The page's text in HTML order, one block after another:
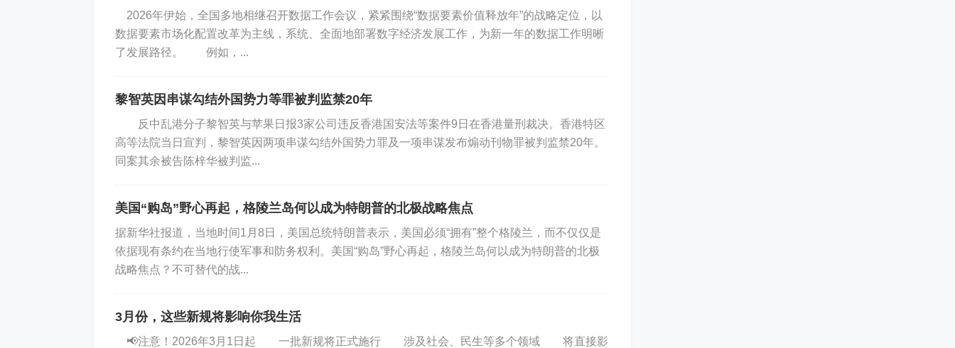
2026年伊始，全国多地相继召开数据工作会议，紧紧围绕“数据要素价值释放年”的战略定位，以
数据要素市场化配置改革为主线，系统、全面地部署数字经济发展工作，为新一年的数据工作明晰
了发展路径。 例如，...
黎智英因串谋勾结外国势力等罪被判监禁20年
反中乱港分子黎智英与苹果日报3家公司违反香港国安法等案件9日在香港量刑裁决。香港特区
高等法院当日宣判，黎智英因两项串谋勾结外国势力罪及一项串谋发布煽动刊物罪被判监禁20年。
同案其余被告陈梓华被判监...
美国“购岛”野心再起，格陵兰岛何以成为特朗普的北极战略焦点
据新华社报道，当地时间1月8日，美国总统特朗普表示，美国必须“拥有”整个格陵兰，而不仅仅是
依据现有条约在当地行使军事和防务权利。美国“购岛”野心再起，格陵兰岛何以成为特朗普的北极
战略焦点？不可替代的战...
3月份，这些新规将影响你我生活
📢注意！2026年3月1日起 一批新规将正式施行 涉及社会、民生等多个领域 将直接影